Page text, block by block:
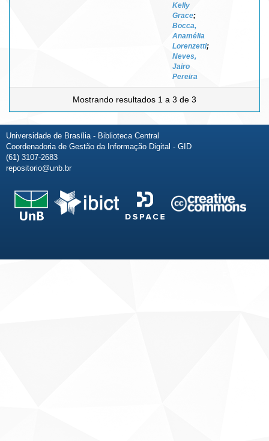
Kelly
Grace;
Bocca,
Anamélia
Lorenzetti;
Neves,
Jairo
Pereira
Mostrando resultados 1 a 3 de 3
Universidade de Brasília - Biblioteca Central
Coordenadoria de Gestão da Informação Digital - GID
(61) 3107-2683
repositorio@unb.br